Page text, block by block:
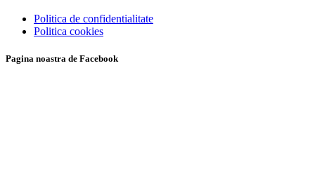
Politica de confidentialitate
Politica cookies
Pagina noastra de Facebook